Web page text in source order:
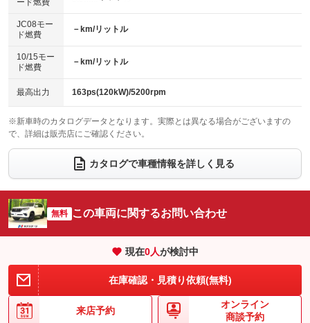
電動格納ミラー
：装備あり
：装備なし
パワーシート
ベンチシート
：装備あり
チップアップシート
：装備なし
：装備あり ：装備あり
ウォークスルー
：装備なし
電動リアゲート フロントカメラ
：装備あり
：装備あり ：装備あり
サイドカメラ
：装備あり ルーフレール
：装備なし
：装備なし
：装備なし
ード燃費
JC08モー
ド燃費
－km/リットル
10/15モー
ド燃費
－km/リットル
最高出力 163ps(120kW)/5200rpm
※新車時のカタログデータとなります。実際とは異なる場合がございますの
で、詳細は販売店にご確認ください。
カタログで車種情報を詳しく見る
無料 この車両に関するお問い合わせ
現在0人が検討中
在庫確認・見積り依頼(無料)
来店予約
オンライン
商談予約